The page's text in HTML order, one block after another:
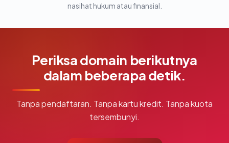
nasihat hukum atau finansial.
Periksa domain berikutnya
dalam beberapa detik.
Tanpa pendaftaran. Tanpa kartu kredit. Tanpa kuota
tersembunyi.